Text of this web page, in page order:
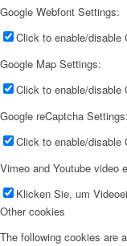
Google Webfont Settings:
Click to enable/disable
Google Map Settings:
Click to enable/disable
Google reCaptcha Settings:
Click to enable/disable
Vimeo and Youtube video
Klicken Sie, um
Other cookies
The following cookies are